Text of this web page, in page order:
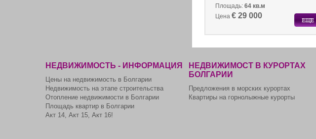
Площадь: 64 кв.м
Цена € 29 000
НЕДВИЖИМОСТЬ - ИНФОРМАЦИЯ
Цены на недвижимость в Болгарии
Недвижимость на этапе строительства
Отопление недвижимости в Болгарии
Площадь квартир в Болгарии
Акт 14, Акт 15, Акт 16!
НЕДВИЖИМОСТ В КУРОРТАХ
БОЛГАРИИ
Предложения в морских курортах
Квартиры на горнолыжные курорты